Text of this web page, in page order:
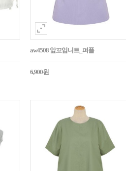
aw4508 앞꼬임니트_퍼플
6,900원